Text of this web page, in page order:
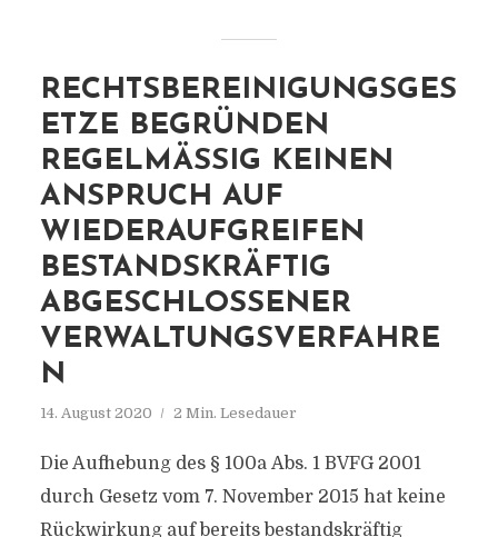
RECHTSBEREINIGUNGSGES
ETZE BEGRÜNDEN
REGELMÄSSIG KEINEN A
NSPRUCH AUF W
IEDERAUFGREIFEN B
ESTANDSKRÄFTIG A
BGESCHLOSSENER V
ERWALTUNGSVERFAHREN
14. August 2020 2 Min. Lesedauer
Die Aufhebung des § 100a Abs. 1 BVFG 2001
durch Gesetz vom 7. November 2015 hat keine
Rückwirkung auf bereits bestandskräftig